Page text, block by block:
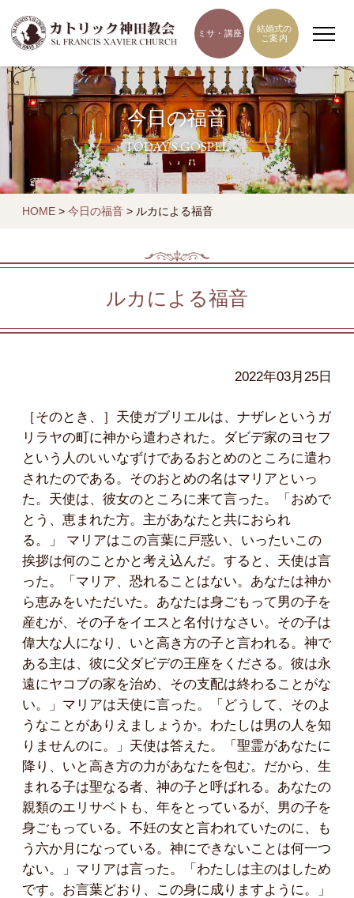
ミサ・講座
結婚式の
ご案内
今日の福音
TODAY'S GOSPEL
HOME > 今日の福音 > ルカによる福音
ルカによる福音
2022年03月25日
［そのとき、］天使ガブリエルは、ナザレというガ
リラヤの町に神から遣わされた。ダビデ家のヨセフ
という人のいいなずけであるおとめのところに遣わ
されたのである。そのおとめの名はマリアといっ
た。天使は、彼女のところに来て言った。「おめで
とう、恵まれた方。主があなたと共におられ
る。」 マリアはこの言葉に戸惑い、いったいこの
挨拶は何のことかと考え込んだ。すると、天使は言
った。「マリア、恐れることはない。あなたは神か
ら恵みをいただいた。あなたは身ごもって男の子を
産むが、その子をイエスと名付けなさい。その子は
偉大な人になり、いと高き方の子と言われる。神で
ある主は、彼に父ダビデの王座をくださる。彼は永
遠にヤコブの家を治め、その支配は終わることがな
い。」マリアは天使に言った。「どうして、そのよ
うなことがありえましょうか。わたしは男の人を知
りませんのに。」天使は答えた。「聖霊があなたに
降り、いと高き方の力があなたを包む。だから、生
まれる子は聖なる者、神の子と呼ばれる。あなたの
親類のエリサベトも、年をとっているが、男の子を
身ごもっている。不妊の女と言われていたのに、も
う六か月になっている。神にできないことは何一つ
ない。」マリアは言った。「わたしは主のはしため
です。お言葉どおり、この身に成りますように。」